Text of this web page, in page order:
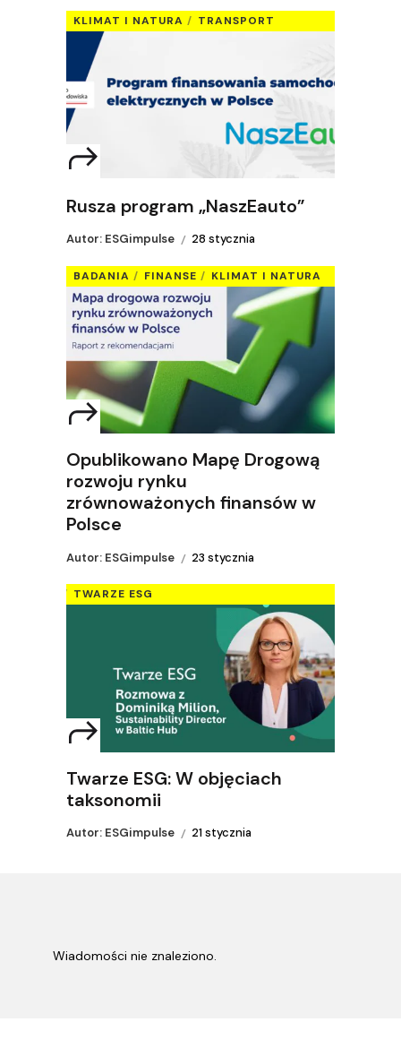
KLIMAT I NATURA TRANSPORT
Rusza program „NaszEauto”
Autor: ESGimpulse 28 stycznia
BADANIA FINANSE KLIMAT I NATURA
Opublikowano Mapę Drogową
rozwoju rynku
zrównoważonych finansów w
Polsce
Autor: ESGimpulse 23 stycznia
TWARZE ESG
Twarze ESG: W objęciach
taksonomii
Autor: ESGimpulse 21 stycznia
Wiadomości nie znaleziono.